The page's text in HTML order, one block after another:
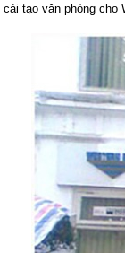
cải tạo văn phòng cho